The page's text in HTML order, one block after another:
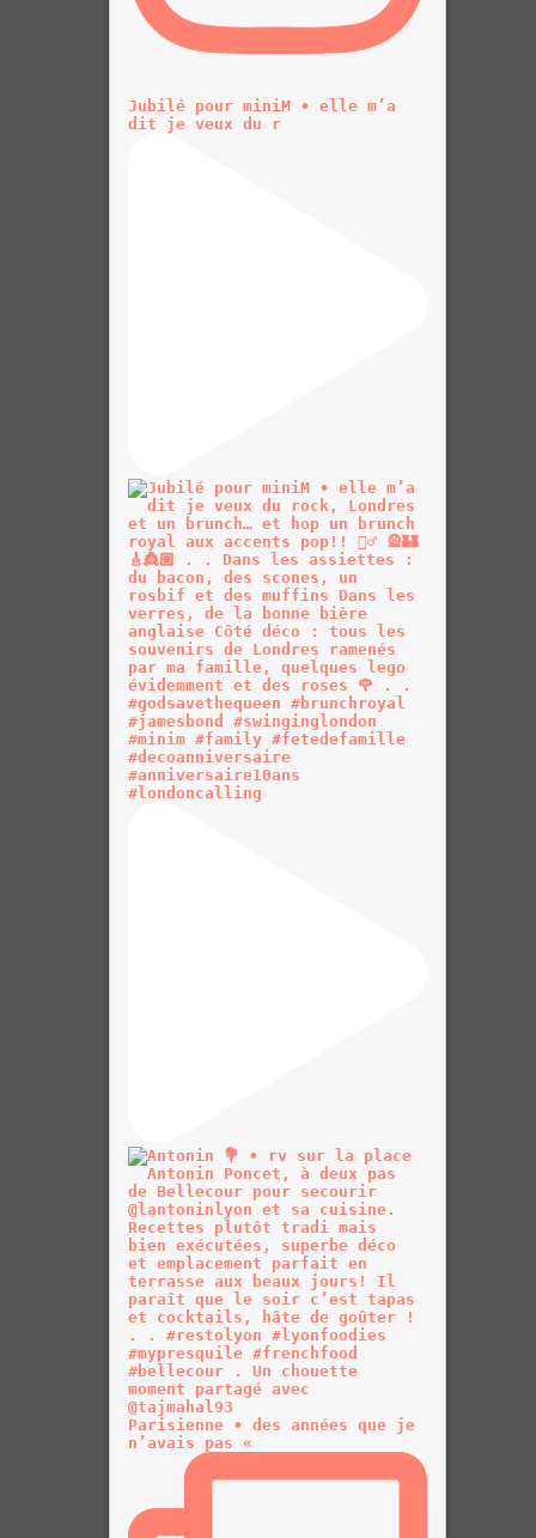
Jubilé pour miniM • elle m’a
dit je veux du r
Parisienne • des années que je
n’avais pas «